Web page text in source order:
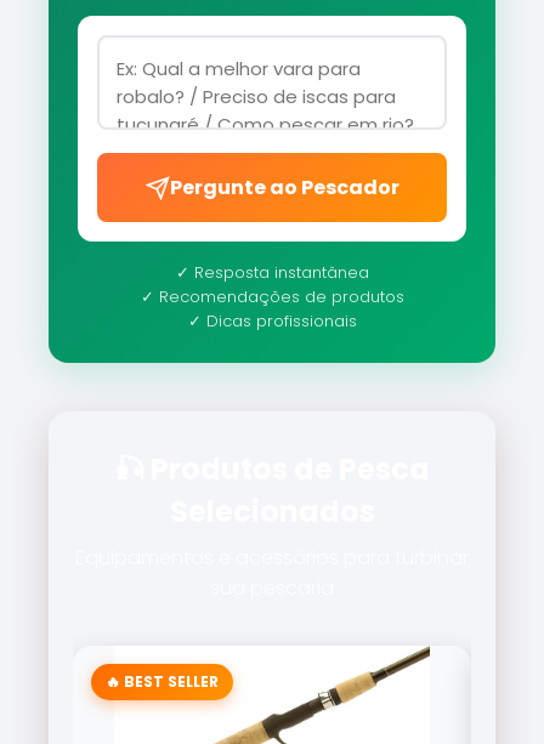
Pergunte ao Pescador
✓ Resposta instantânea
✓ Recomendações de produtos
✓ Dicas profissionais
🔥 BEST SELLER